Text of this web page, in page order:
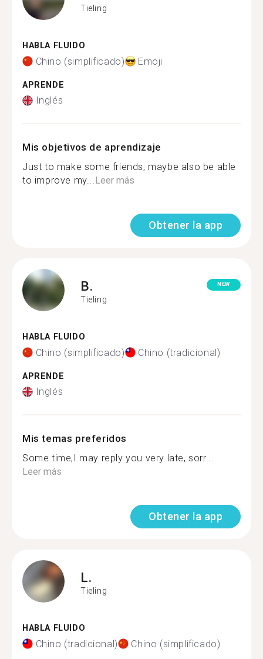
Tieling
HABLA FLUIDO
Chino (simplificado) Emoji
APRENDE
Inglés
Mis objetivos de aprendizaje
Just to make some friends, maybe also be able
to improve my...Leer más
Obtener la app
B.
Tieling
NEW
HABLA FLUIDO
Chino (simplificado) Chino (tradicional)
APRENDE
Inglés
Mis temas preferidos
Some time,I may reply you very late, sorr...
Leer más
Obtener la app
L.
Tieling
HABLA FLUIDO
Chino (tradicional) Chino (simplificado)